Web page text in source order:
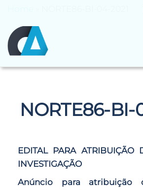
NORTE86-BI-
EDITAL PARA ATRIBUIÇÃO
INVESTIGAÇÃO
Anúncio para atribuição